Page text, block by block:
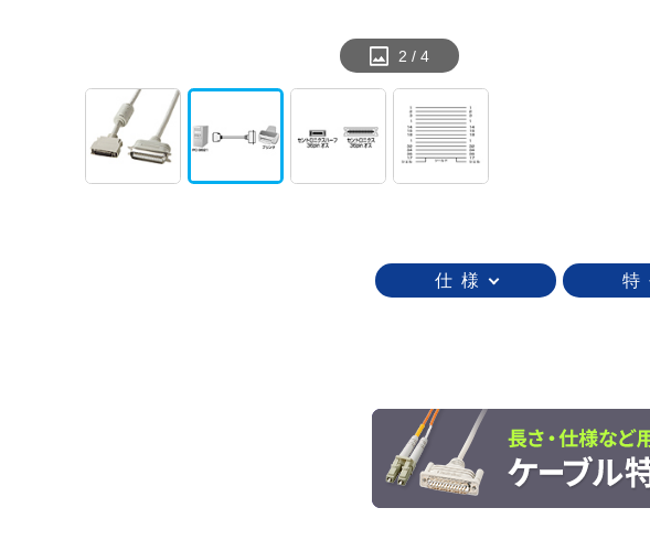
2 / 4
仕 様 特